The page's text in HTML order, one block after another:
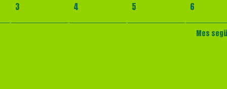
3 4 5 6
Mes